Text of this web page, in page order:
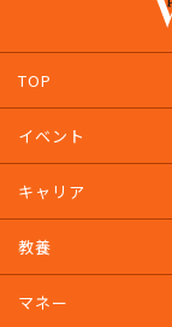
TOP
イベント
キャリア
教養
マネー